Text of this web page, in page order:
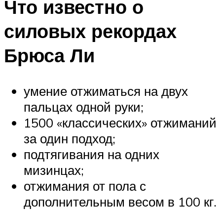
Что известно о
силовых рекордах
Брюса Ли
умение отжиматься на двух
пальцах одной руки;
1500 «классических» отжиманий
за один подход;
подтягивания на одних
мизинцах;
отжимания от пола с
дополнительным весом в 100 кг.